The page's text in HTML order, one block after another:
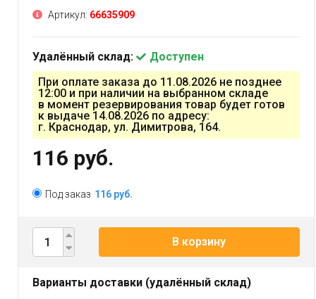
Артикул: 66635909
Удалённый склад:
Доступен
При оплате заказа до 11.08.2026 не позднее
12:00 и при наличии на выбранном складе
в момент резервирования товар будет готов
к выдаче 14.08.2026 по адресу:
г. Краснодар, ул. Димитрова, 164.
116 руб.
Под заказ 116 руб.
В корзину
Варианты доставки (удалённый склад)